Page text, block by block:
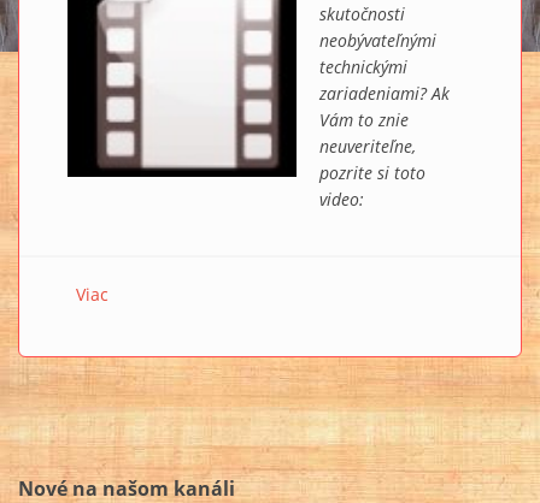
skutočnosti
neobývateľnými
technickými
zariadeniami? Ak
Vám to znie
neuveriteľne,
pozrite si toto
video:
Viac
Nové na našom kanáli